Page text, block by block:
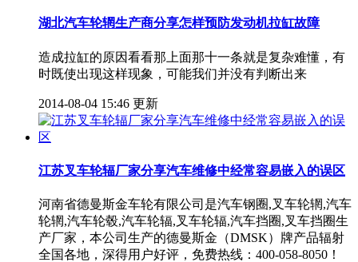
湖北汽车轮辋生产商分享怎样预防发动机拉缸故障
造成拉缸的原因看看那上面那十一条就是复杂难懂，有
时既使出现这样现象，可能我们并没有判断出来
2014-08-04 15:46 更新
江苏叉车轮辐厂家分享汽车维修中经常容易嵌入的误区
河南省德曼斯金车轮有限公司是汽车钢圈,叉车轮辋,汽车
轮辋,汽车轮毂,汽车轮辐,叉车轮辐,汽车挡圈,叉车挡圈生
产厂家，本公司生产的德曼斯金（DMSK）牌产品辐射
全国各地，深得用户好评，免费热线：400-058-8050！